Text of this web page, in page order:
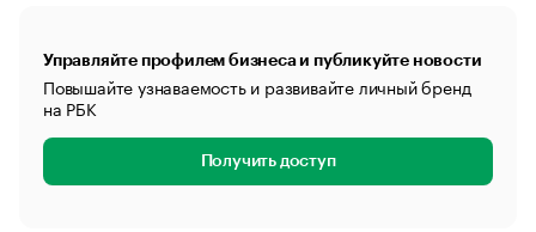
Управляйте профилем бизнеса и публикуйте новости
Повышайте узнаваемость и развивайте личный бренд
на РБК
Получить доступ